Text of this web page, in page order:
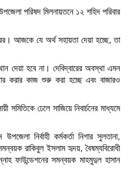
পরিষদ মিলনায়তনে ১২ শহিদ পরিবার
আজকে যে অর্থ সহায়তা দেয়া হচ্ছে, তা
দেয়া হবে না। দেবিদ্বারের অবস্থা এমন
করার কাজ শুরু করা হচ্ছে এবং বাজারও
ঢেলে সাজিয়ে নিবার্চনের মাধ্যমে
নির্বাহী কর্মকর্তা নিগার সুলতানা,
রাকিবুল ইসলাম হৃদয়, বৈষম্যবিরোধী
ফাউন্ডেশনের সমন্বয়ক মাহমুদুল হাসান